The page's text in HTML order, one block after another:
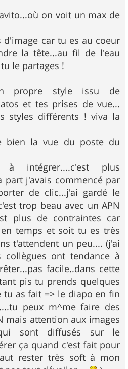
on voit un max de
d'image car tu es au coeur
la tête...au fil de l'eau
le partages !
propre style issu de
et tes prises de vue...
styles différents ! viva la
bien la vue du poste du
intégrer....c'est plus
part j'avais commencé par
de clic...j'ai gardé le
trop beau avec un APN
plus de contraintes car
temps et soit tu es très
t'attendent un peu.... (j'ai
ont tendance à
facile..dans cette
pis tu prends quelques
tu as fait => le diapo en fin
peux m^me faire des
mais attention aux images
sont diffusés sur le
ça quand c'est fait pour
rester très soft à mon